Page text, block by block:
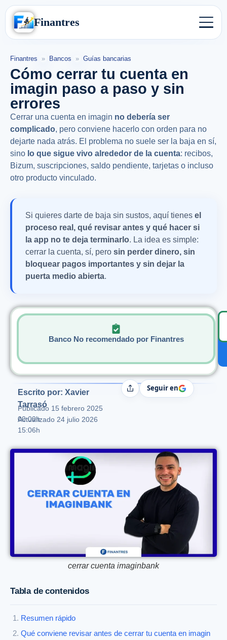
Finantres
Finantres » Bancos » Guías bancarias
Cómo cerrar tu cuenta en
imagin paso a paso y sin
errores
Cerrar una cuenta en imagin no debería ser
complicado, pero conviene hacerlo con orden para no
dejarte nada atrás. El problema no suele ser la baja en sí,
sino lo que sigue vivo alrededor de la cuenta: recibos,
Bizum, suscripciones, saldo pendiente, tarjetas o incluso
otro producto vinculado.
Si quieres darte de baja sin sustos, aquí tienes el
proceso real, qué revisar antes y qué hacer si
la app no te deja terminarlo. La idea es simple:
cerrar la cuenta, sí, pero sin perder dinero, sin
bloquear pagos importantes y sin dejar la
puerta medio abierta.
Banco No recomendado por Finantres
Escrito por: Xavier
Tarrasó
Publicado 15 febrero 2025
00:00h
Actualizado 24 julio 2026
15:06h
CompartirSeguir en
cerrar cuenta imaginbank
Tabla de contenidos
Resumen rápido
Qué conviene revisar antes de cerrar tu cuenta en imagin